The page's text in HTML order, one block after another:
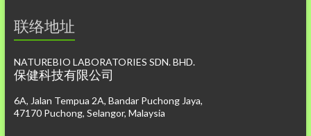
联络地址
NATUREBIO LABORATORIES SDN. BHD.
保健科技有限公司
6A, Jalan Tempua 2A, Bandar Puchong Jaya,
47170 Puchong, Selangor, Malaysia